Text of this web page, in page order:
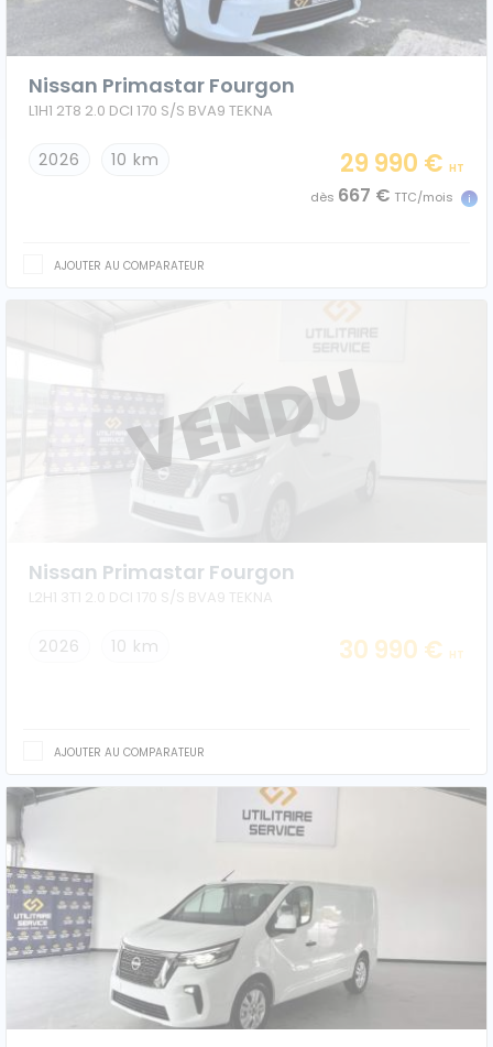
Nissan Primastar Fourgon
L1H1 2T8 2.0 DCI 170 S/S BVA9 TEKNA
2026 10 km 29 990 € HT
dès 667 € TTC/mois
AJOUTER AU COMPARATEUR
Nissan Primastar Fourgon
L2H1 3T1 2.0 DCI 170 S/S BVA9 TEKNA
2026 10 km 30 990 € HT
AJOUTER AU COMPARATEUR